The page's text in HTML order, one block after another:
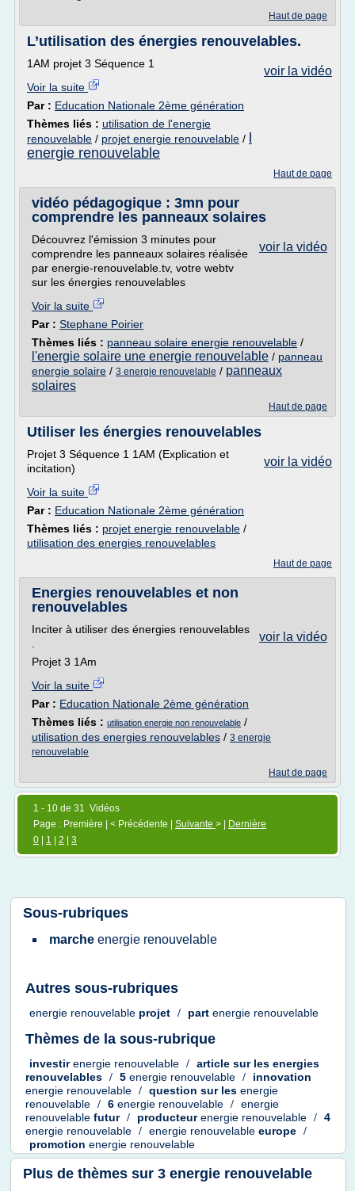
Haut de page
L’utilisation des énergies renouvelables.
voir la vidéo
1AM projet 3 Séquence 1
Voir la suite
Par : Education Nationale 2ème génération
Thèmes liés : utilisation de l'energie
renouvelable / projet energie renouvelable /
energie renouvelable
Haut de page
vidéo pédagogique : 3mn pour
comprendre les panneaux solaires
voir la vidéo
Découvrez l'émission 3 minutes pour
comprendre les panneaux solaires réalisée
par energie-renouvelable.tv, votre webtv
sur les énergies renouvelables
Voir la suite
Par : Stephane Poirier
Thèmes liés : panneau solaire energie renouvelable /
l'energie solaire une energie renouvelable / panneau
energie solaire / 3 energie renouvelable / panneaux
solaires
Haut de page
Utiliser les énergies renouvelables
voir la vidéo
Projet 3 Séquence 1 1AM (Explication et
incitation)
Voir la suite
Par : Education Nationale 2ème génération
Thèmes liés : projet energie renouvelable /
utilisation des energies renouvelables
Haut de page
Energies renouvelables et non
renouvelables
voir la vidéo
Inciter à utiliser des énergies renouvelables
Projet 3 1Am
Voir la suite
Par : Education Nationale 2ème génération
Thèmes liés : utilisation energie non renouvelable /
utilisation des energies renouvelables / 3 energie
renouvelable
Haut de page
1 - 10 de 31 Vidéos
Page : Première | < Précédente | Suivante > |
Dernière
0
1 2 3
Sous-rubriques
marche energie renouvelable
Autres sous-rubriques
energie renouvelable projet / part energie renouvelable
Thèmes de la sous-rubrique
investirenergie renouvelable / article sur les energies
renouvelables / 5 energie renouvelable /
innovation
energie renouvelable / question sur les energie
renouvelable / 6 energie renouvelable / energie
renouvelable futur / producteurenergie renouvelable / 4
energie renouvelable / energie renouvelable europe /
promotion energie renouvelable
Plus de thèmes sur 3 energie renouvelable